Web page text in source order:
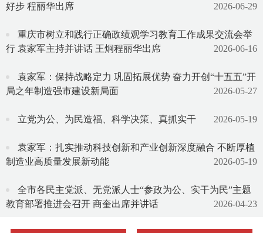
好步 程丽华出席
2026-06-29
重庆市树立和践行正确政绩观学习教育工作成果交流会举
行 袁家军主持并讲话 王炯程丽华出席
2026-06-16
袁家军：保持战略定力 巩固拓展优势 奋力开创“十五五”开
局之年制造强市建设新局面
2026-05-27
立党为公、为民造福、科学决策、真抓实干 2026-05-19
袁家军：扎实推动科技创新和产业创新深度融合 不断厚植
制造业高质量发展新动能
2026-05-19
全市各民主党派、无党派人士“参政为公、实干为民”主题
教育部署推进会召开 商奎出席并讲话
2026-04-23